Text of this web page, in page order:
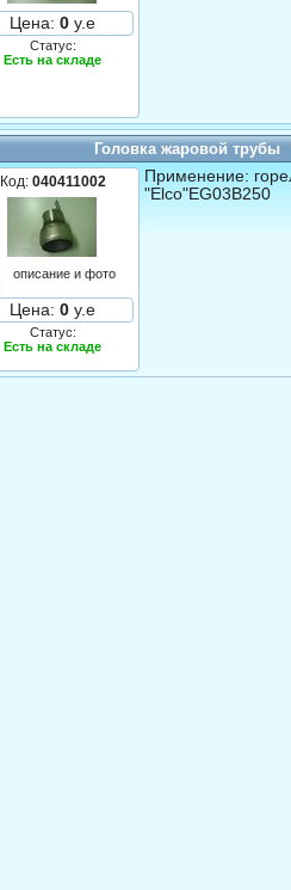
Цена: 0 у.е
Статус:
Есть на складе
Головка жаровой трубы
Код: 040411002
описание и фото
Цена: 0 у.е
Статус:
Есть на складе
Применение:
"Elco"EG03B250